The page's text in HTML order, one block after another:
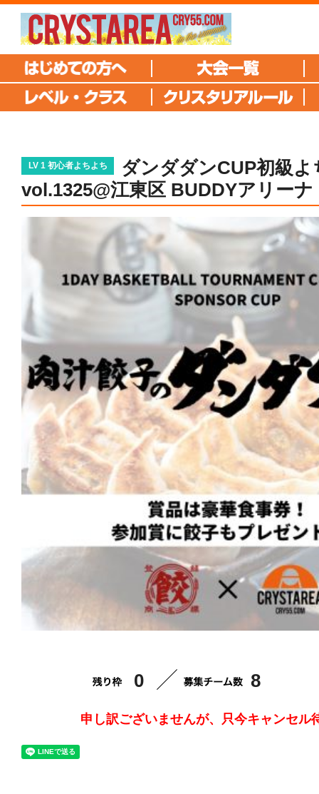
LV 1 初心者よちよち
ダンダダンCUP初級よ
vol.1325@江東区 BUDDYアリーナ
0 8
申し訳ございませんが、只今キャンセル